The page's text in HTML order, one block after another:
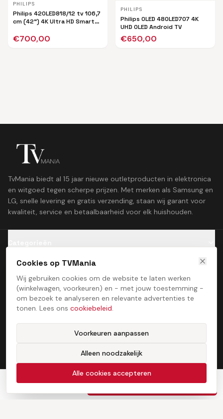
Cookies op TVMania
Wij gebruiken cookies om de website te laten werken
(winkelwagen, voorkeuren) en - met jouw toestemming -
om bezoek te analyseren en relevante advertenties te
tonen. Lees ons cookiebeleid.
Voorkeuren aanpassen
Alleen noodzakelijk
Alle cookies accepteren
PHILIPS
Philips 42OLED818/12 tv 106,7
cm (42") 4K Ultra HD Smart
€700,00
PHILIPS
Philips OLED 48OLED707 4K
UHD OLED Android TV
€650,00
850,00 In winkelwagen
TvMania biedt al 15 jaar nieuwe outletproducten in elektronica
en witgoed tegen scherpe prijzen. Met merken als Samsung en
LG, snelle levering en gratis verzending, staan wij garant voor
kwaliteit, service en betaalbaarheid voor elk huishouden.
Klantenservice
Contact
Cookiebeleid
ProcessStudio